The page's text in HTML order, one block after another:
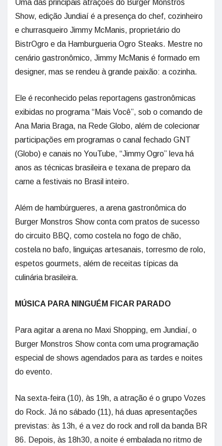
Uma das principais atrações do Burger Monstros
Show, edição Jundiaí é a presença do chef, cozinheiro
e churrasqueiro Jimmy McManis, proprietário do
BistrOgro e da Hamburgueria Ogro Steaks. Mestre no
cenário gastronômico, Jimmy McManis é formado em
designer, mas se rendeu à grande paixão: a cozinha.
Ele é reconhecido pelas reportagens gastronômicas
exibidas no programa “Mais Você”, sob o comando de
Ana Maria Braga, na Rede Globo, além de colecionar
participações em programas o canal fechado GNT
(Globo) e canais no YouTube, “Jimmy Ogro” leva há
anos as técnicas brasileira e texana de preparo da
carne a festivais no Brasil inteiro.
Além de hambúrgueres, a arena gastronômica do
Burger Monstros Show conta com pratos de sucesso
do circuito BBQ, como costela no fogo de chão,
costela no bafo, linguiças artesanais, torresmo de rolo,
espetos gourmets, além de receitas típicas da
culinária brasileira.
MÚSICA PARA NINGUÉM FICAR PARADO
Para agitar a arena no Maxi Shopping, em Jundiaí, o
Burger Monstros Show conta com uma programação
especial de shows agendados para as tardes e noites
do evento.
Na sexta-feira (10), às 19h, a atração é o grupo Vozes
do Rock. Já no sábado (11), há duas apresentações
previstas: às 13h, é a vez do rock and roll da banda BR
86. Depois, às 18h30, a noite é embalada no ritmo de